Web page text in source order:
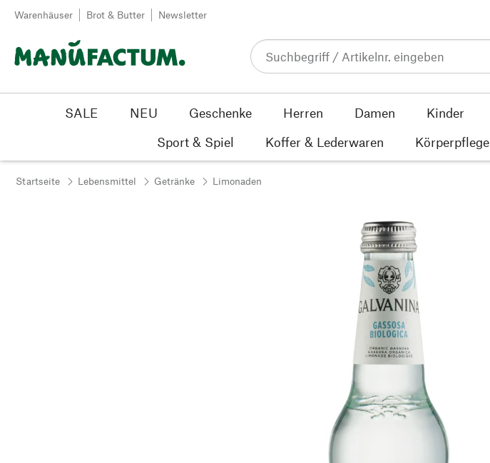
Zum Inhalt springen
Warenhäuser Brot & Butter Newsletter
SALE NEU Geschenke Herren Damen Kinder
Sport & Spiel
Koffer & Lederwaren Körperpflege
Startseite Lebensmittel Getränke Limonaden